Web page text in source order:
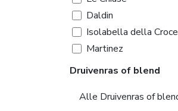
Daldin
Isolabella della Croce
Martinez
Marulli
Massolino
Druivenras of blend